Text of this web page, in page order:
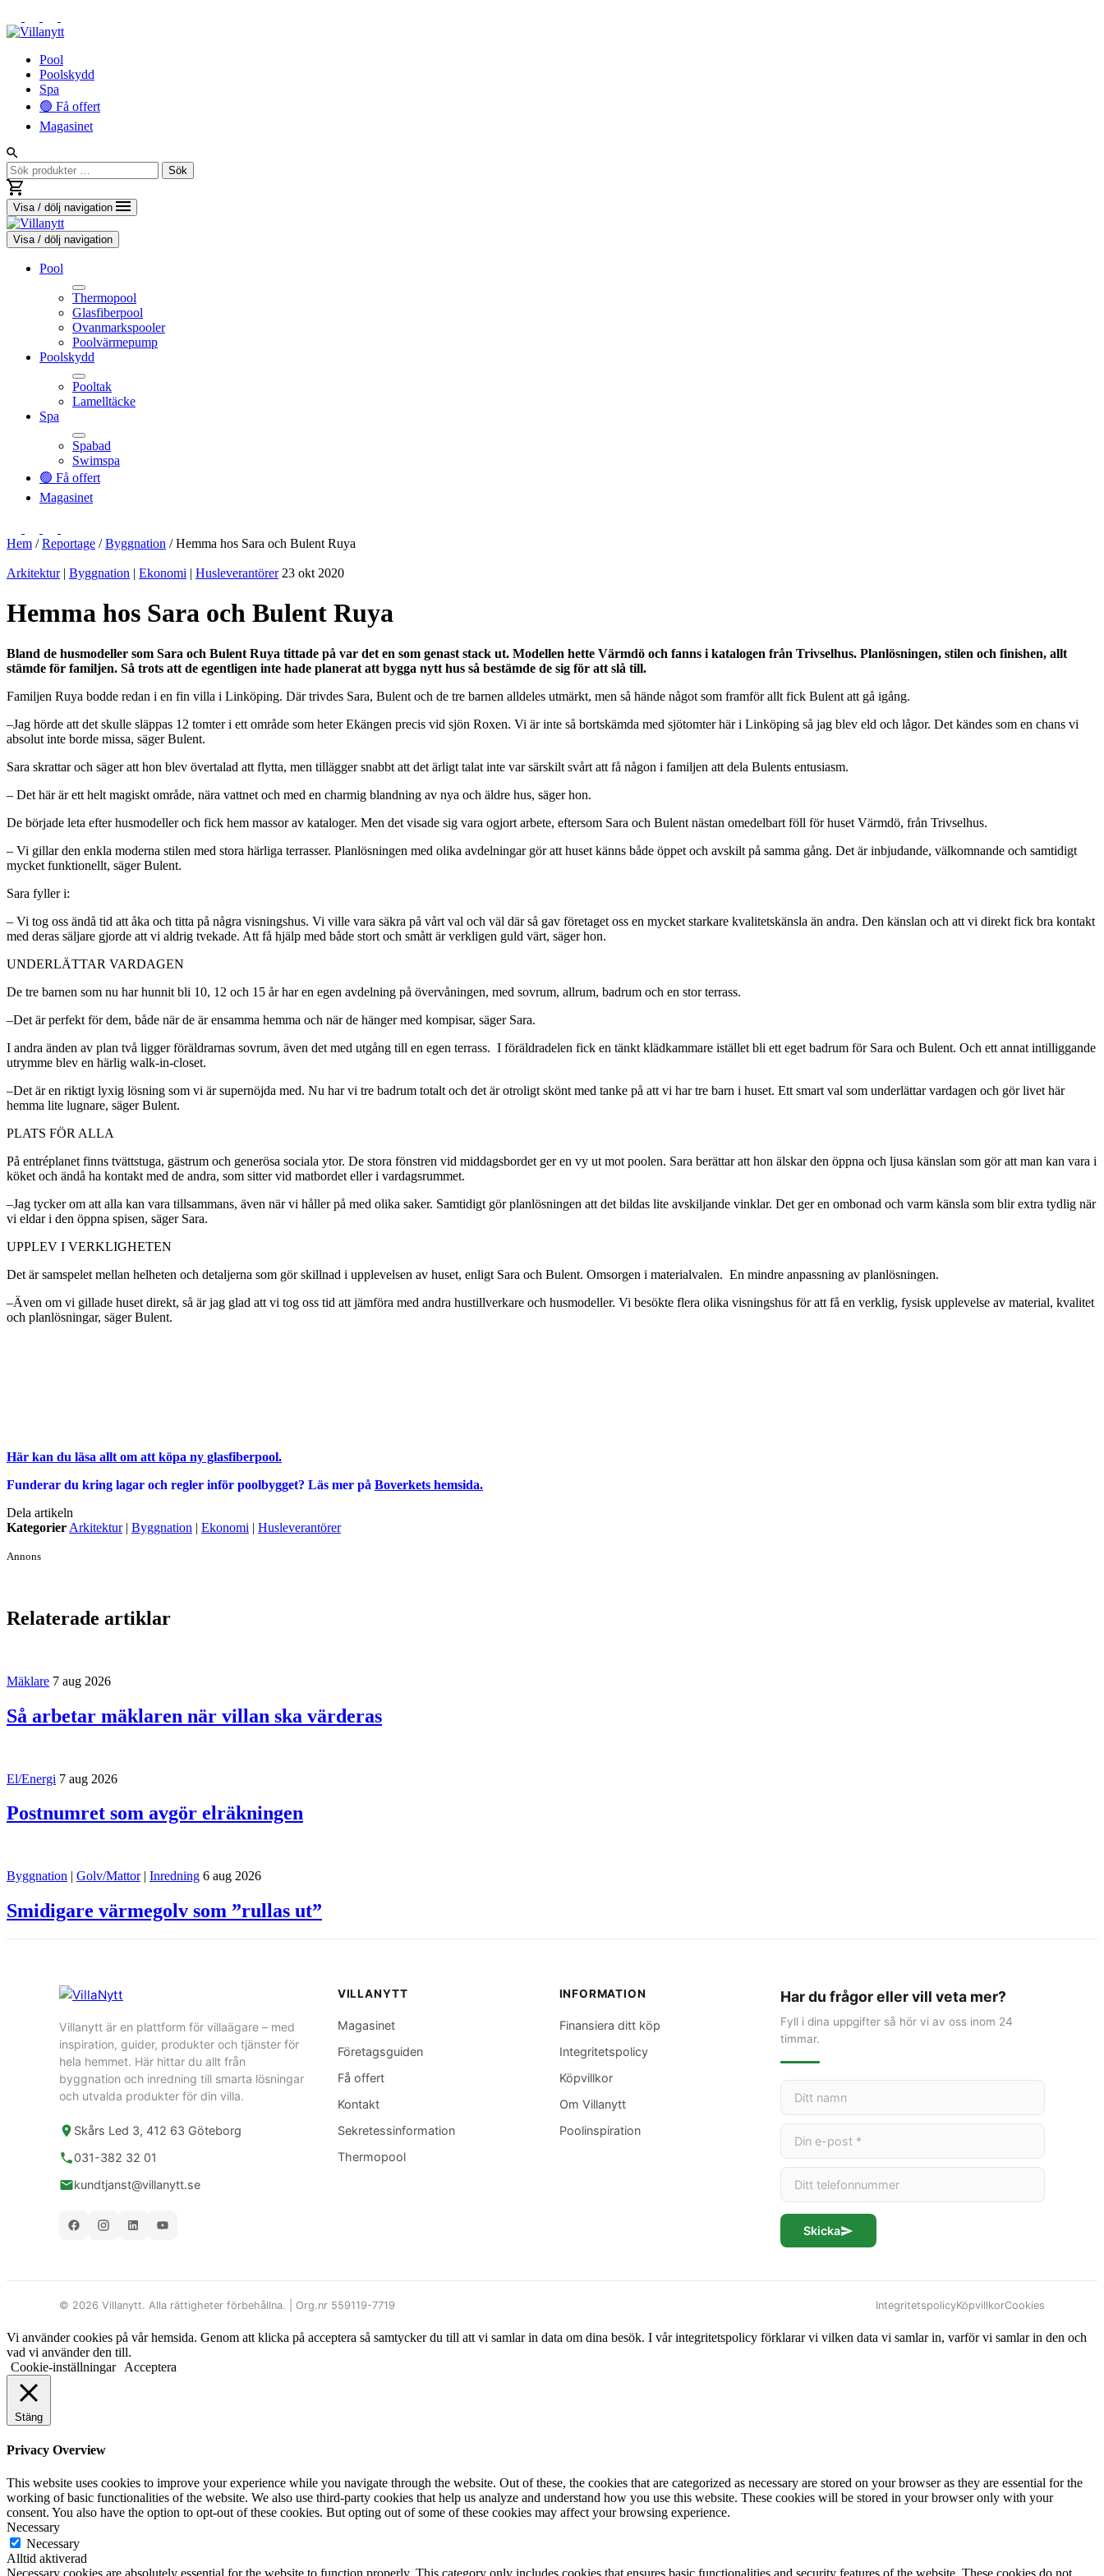
innehåll
Pool
Poolskydd
Spa
🟢 Få offert
Magasinet
Sök
efter:
Sök
Visa / dölj navigation
Visa / dölj navigation
Pool
Thermopool
Glasfiberpool
Ovanmarkspooler
Poolvärmepump
Toggle
Poolskydd
Pooltak
Lamelltäcke
Toggle
Spa
Spabad
Swimspa
Toggle
🟢 Få offert
Magasinet
Hem /Reportage /Byggnation /Hemma hos Sara och Bulent Ruya
Arkitektur | Byggnation | Ekonomi | Husleverantörer 23 okt 2020
Hemma hos Sara och Bulent Ruya
Bland de husmodeller som Sara och Bulent Ruya tittade på var det en som genast stack ut. Modellen hette Värmdö och fanns i katalogen från Trivselhus. Planlösningen, stilen och finishen, allt
stämde för familjen. Så trots att de egentligen inte hade planerat att bygga nytt hus så bestämde de sig för att slå till.
Familjen Ruya bodde redan i en fin villa i Linköping. Där trivdes Sara, Bulent och de tre barnen alldeles utmärkt, men så hände något som framför allt fick Bulent att gå igång.
–Jag hörde att det skulle släppas 12 tomter i ett område som heter Ekängen precis vid sjön Roxen. Vi är inte så bortskämda med sjötomter här i Linköping så jag blev eld och lågor. Det kändes som en chans vi
absolut inte borde missa, säger Bulent.
Sara skrattar och säger att hon blev övertalad att flytta, men tillägger snabbt att det ärligt talat inte var särskilt svårt att få någon i familjen att dela Bulents entusiasm.
– Det här är ett helt magiskt område, nära vattnet och med en charmig blandning av nya och äldre hus, säger hon.
De började leta efter husmodeller och fick hem massor av kataloger. Men det visade sig vara ogjort arbete, eftersom Sara och Bulent nästan omedelbart föll för huset Värmdö, från Trivselhus.
– Vi gillar den enkla moderna stilen med stora härliga terrasser. Planlösningen med olika avdelningar gör att huset känns både öppet och avskilt på samma gång. Det är inbjudande, välkomnande och samtidigt
mycket funktionellt, säger Bulent.
Sara fyller i:
– Vi tog oss ändå tid att åka och titta på några visningshus. Vi ville vara säkra på vårt val och väl där så gav företaget oss en mycket starkare kvalitetskänsla än andra. Den känslan och att vi direkt fick bra kontakt
med deras säljare gjorde att vi aldrig tvekade. Att få hjälp med både stort och smått är verkligen guld värt, säger hon.
UNDERLÄTTAR VARDAGEN
De tre barnen som nu har hunnit bli 10, 12 och 15 år har en egen avdelning på övervåningen, med sovrum, allrum, badrum och en stor terrass.
–Det är perfekt för dem, både när de är ensamma hemma och när de hänger med kompisar, säger Sara.
I andra änden av plan två ligger föräldrarnas sovrum, även det med utgång till en egen terrass. I föräldradelen fick en tänkt klädkammare istället bli ett eget badrum för Sara och Bulent. Och ett annat intilliggande
utrymme blev en härlig walk-in-closet.
–Det är en riktigt lyxig lösning som vi är supernöjda med. Nu har vi tre badrum totalt och det är otroligt skönt med tanke på att vi har tre barn i huset. Ett smart val som underlättar vardagen och gör livet här
hemma lite lugnare, säger Bulent.
PLATS FÖR ALLA
På entréplanet finns tvättstuga, gästrum och generösa sociala ytor. De stora fönstren vid middagsbordet ger en vy ut mot poolen. Sara berättar att hon älskar den öppna och ljusa känslan som gör att man kan vara i
köket och ändå ha kontakt med de andra, som sitter vid matbordet eller i vardagsrummet.
–Jag tycker om att alla kan vara tillsammans, även när vi håller på med olika saker. Samtidigt gör planlösningen att det bildas lite avskiljande vinklar. Det ger en ombonad och varm känsla som blir extra tydlig när
vi eldar i den öppna spisen, säger Sara.
UPPLEV I VERKLIGHETEN
Det är samspelet mellan helheten och detaljerna som gör skillnad i upplevelsen av huset, enligt Sara och Bulent. Omsorgen i materialvalen. En mindre anpassning av planlösningen.
–Även om vi gillade huset direkt, så är jag glad att vi tog oss tid att jämföra med andra hustillverkare och husmodeller. Vi besökte flera olika visningshus för att få en verklig, fysisk upplevelse av material, kvalitet
och planlösningar, säger Bulent.
Här kan du läsa allt om att köpa ny glasfiberpool.
Funderar du kring lagar och regler inför poolbygget? Läs mer på Boverkets hemsida.
Dela artikeln
Kategorier Arkitektur | Byggnation | Ekonomi | Husleverantörer
Annons
Relaterade artiklar
Mäklare 7 aug 2026
Så arbetar mäklaren när villan ska värderas
El/Energi 7 aug 2026
Postnumret som avgör elräkningen
Byggnation | Golv/Mattor | Inredning 6 aug 2026
Smidigare värmegolv som ”rullas ut”
Villanytt är en plattform för villaägare – med
inspiration, guider, produkter och tjänster för
hela hemmet. Här hittar du allt från
byggnation och inredning till smarta lösningar
och utvalda produkter för din villa.
Skårs Led 3, 412 63 Göteborg
031-382 32 01
kundtjanst@villanytt.se
VILLANYTT
Magasinet
Företagsguiden
Få offert
Kontakt
Sekretessinformation
Thermopool
INFORMATION
Finansiera ditt köp
Integritetspolicy
Köpvillkor
Om Villanytt
Poolinspiration
Har du frågor eller vill veta mer?
Fyll i dina uppgifter så hör vi av oss inom 24
timmar.
Skicka
© 2026 Villanytt. Alla rättigheter förbehållna. | Org.nr 559119-7719 IntegritetspolicyKöpvillkorCookies
Vi använder cookies på vår hemsida. Genom att klicka på acceptera så samtycker du till att vi samlar in data om dina besök. I vår integritetspolicy förklarar vi vilken data vi samlar in, varför vi samlar in den och
vad vi använder den till.
Cookie-inställningar
Acceptera
Stäng
Privacy Overview
This website uses cookies to improve your experience while you navigate through the website. Out of these, the cookies that are categorized as necessary are stored on your browser as they are essential for the
working of basic functionalities of the website. We also use third-party cookies that help us analyze and understand how you use this website. These cookies will be stored in your browser only with your
consent. You also have the option to opt-out of these cookies. But opting out of some of these cookies may affect your browsing experience.
Necessary
Necessary
Alltid aktiverad
Necessary cookies are absolutely essential for the website to function properly. This category only includes cookies that ensures basic functionalities and security features of the website. These cookies do not